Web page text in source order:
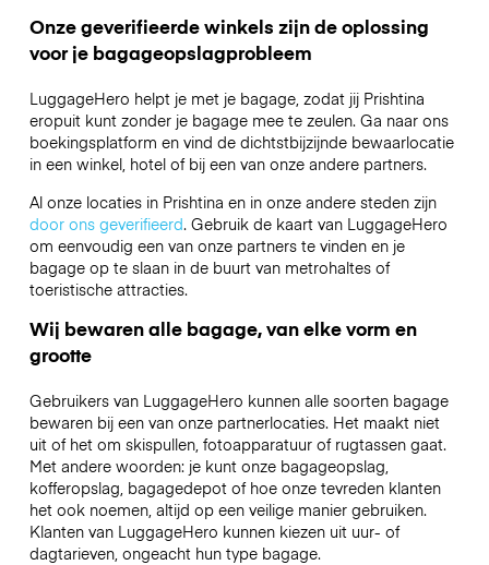
Onze geverifieerde winkels zijn de oplossing
voor je bagageopslagprobleem
LuggageHero helpt je met je bagage, zodat jij Prishtina
eropuit kunt zonder je bagage mee te zeulen. Ga naar ons
boekingsplatform en vind de dichtstbijzijnde bewaarlocatie
in een winkel, hotel of bij een van onze andere partners.
Al onze locaties in Prishtina en in onze andere steden zijn
door ons geverifieerd. Gebruik de kaart van LuggageHero
om eenvoudig een van onze partners te vinden en je
bagage op te slaan in de buurt van metrohaltes of
toeristische attracties.
Wij bewaren alle bagage, van elke vorm en
grootte
Gebruikers van LuggageHero kunnen alle soorten bagage
bewaren bij een van onze partnerlocaties. Het maakt niet
uit of het om skispullen, fotoapparatuur of rugtassen gaat.
Met andere woorden: je kunt onze bagageopslag,
kofferopslag, bagagedepot of hoe onze tevreden klanten
het ook noemen, altijd op een veilige manier gebruiken.
Klanten van LuggageHero kunnen kiezen uit uur- of
dagtarieven, ongeacht hun type bagage.